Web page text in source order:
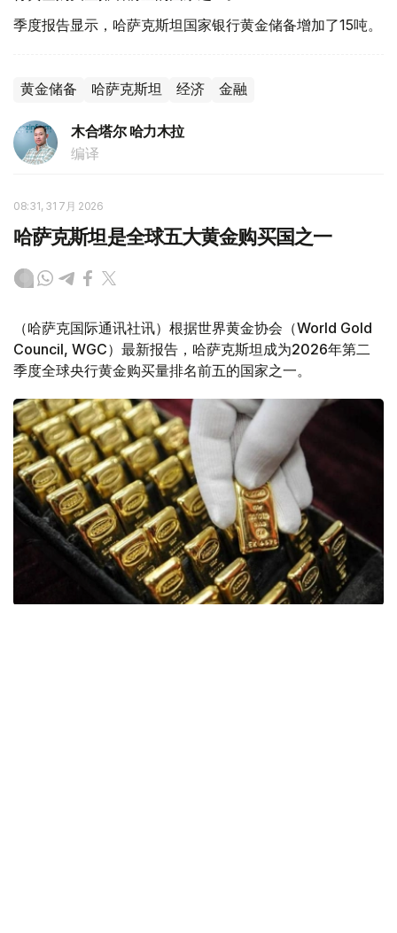
季度报告显示，哈萨克斯坦国家银行黄金储备增加了15吨。
黄金储备 哈萨克斯坦 经济 金融
木合塔尔 哈力木拉
编译
08:31, 31 7月 2026
哈萨克斯坦是全球五大黄金购买国之一
（哈萨克国际通讯社讯）根据世界黄金协会（World Gold
Council, WGC）最新报告，哈萨克斯坦成为2026年第二
季度全球央行黄金购买量排名前五的国家之一。